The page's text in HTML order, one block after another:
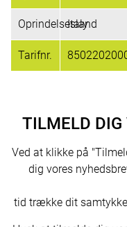
Oprindelsesland
Italy
Tarifnr.
TILMELD DIG
Ved at klikke på
dig vores
tid trække dit